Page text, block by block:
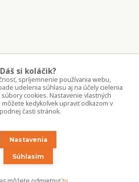
Upravit sběr cookies.
Dáš si koláčik?
spríjemnenie používania webu,
udelenia súhlasu aj na účely cielenia
súbory cookies. Nastavenie vlastných
kedykoľvek upraviť odkazom v
časti stránok.
Nastavenia
Súhlasím